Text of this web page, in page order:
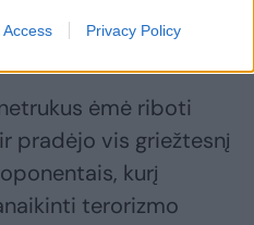
Access Privacy Policy
ėmė riboti
pradėjo vis griežtesnį
kurį
terorizmo